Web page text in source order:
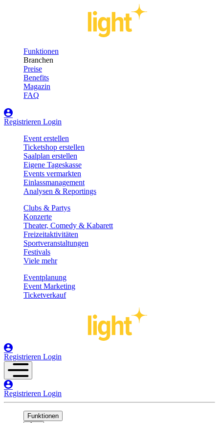
Funktionen
Branchen
Preise
Benefits
Magazin
FAQ
Registrieren Login
Event erstellen
Ticketshop erstellen
Saalplan erstellen
Eigene Tageskasse
Events vermarkten
Einlassmanagement
Analysen & Reportings
Clubs & Partys
Konzerte
Theater, Comedy & Kabarett
Freizeitaktivitäten
Sportveranstaltungen
Festivals
Viele mehr
Eventplanung
Event Marketing
Ticketverkauf
Registrieren Login
Registrieren Login
Funktionen